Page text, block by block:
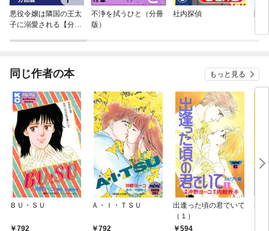
悪役令嬢は隣国の王太
子に溺愛される【分冊
不浄を拭うひと（分冊
版）
社内探偵
同じ作者の本 もっと見る
ＢＵ・ＳＵ
792
Ａ・Ｉ・ＴＳＵ
792
出逢った頃の君でいて
（１）
594
老